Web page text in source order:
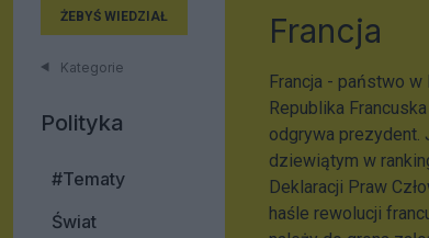
ŻEBYŚ WIEDZIAŁ
Kategorie
Polityka
#Tematy
Świat
Francja
Francja - państwo
Republika
odgrywa prezydent.
dziewiątym w
Deklaracji Praw
haśle rewolucji